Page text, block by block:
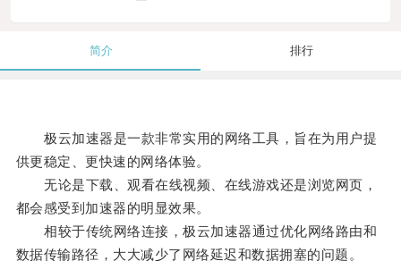
简介 排行
极云加速器是一款非常实用的网络工具，旨在为用户提
供更稳定、更快速的网络体验。
无论是下载、观看在线视频、在线游戏还是浏览网页，
都会感受到加速器的明显效果。
相较于传统网络连接，极云加速器通过优化网络路由和
数据传输路径，大大减少了网络延迟和数据拥塞的问题。